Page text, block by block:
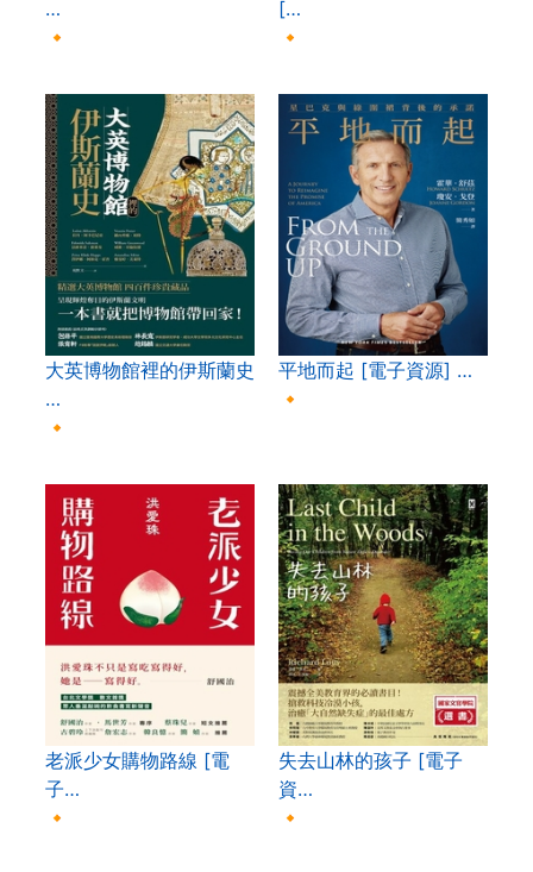
…
🔸
[…
🔸
大英博物館裡的伊斯蘭史
…
🔸
平地而起 [電子資源] …
🔸
老派少女購物路線 [電
子…
🔸
失去山林的孩子 [電子
資…
🔸